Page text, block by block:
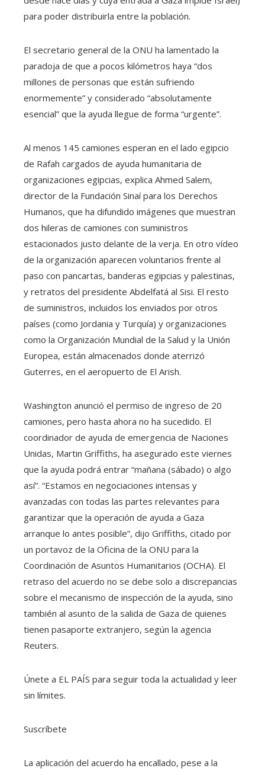
para poder distribuirla entre la población.
El secretario general de la ONU ha lamentado la
paradoja de que a pocos kilómetros haya “dos
millones de personas que están sufriendo
enormemente” y considerado “absolutamente
esencial” que la ayuda llegue de forma “urgente”.
Al menos 145 camiones esperan en el lado egipcio
de Rafah cargados de ayuda humanitaria de
organizaciones egipcias, explica Ahmed Salem,
director de la Fundación Sinaí para los Derechos
Humanos, que ha difundido imágenes que muestran
dos hileras de camiones con suministros
estacionados justo delante de la verja. En otro vídeo
de la organización aparecen voluntarios frente al
paso con pancartas, banderas egipcias y palestinas,
y retratos del presidente Abdelfatá al Sisi. El resto
de suministros, incluidos los enviados por otros
países (como Jordania y Turquía) y organizaciones
como la Organización Mundial de la Salud y la Unión
Europea, están almacenados donde aterrizó
Guterres, en el aeropuerto de El Arish.
Washington anunció el permiso de ingreso de 20
camiones, pero hasta ahora no ha sucedido. El
coordinador de ayuda de emergencia de Naciones
Unidas, Martin Griffiths, ha asegurado este viernes
que la ayuda podrá entrar “mañana (sábado) o algo
así”. “Estamos en negociaciones intensas y
avanzadas con todas las partes relevantes para
garantizar que la operación de ayuda a Gaza
arranque lo antes posible”, dijo Griffiths, citado por
un portavoz de la Oficina de la ONU para la
Coordinación de Asuntos Humanitarios (OCHA). El
retraso del acuerdo no se debe solo a discrepancias
sobre el mecanismo de inspección de la ayuda, sino
también al asunto de la salida de Gaza de quienes
tienen pasaporte extranjero, según la agencia
Reuters.
Únete a EL PAÍS para seguir toda la actualidad y leer
sin límites.
Suscríbete
La aplicación del acuerdo ha encallado, pese a la